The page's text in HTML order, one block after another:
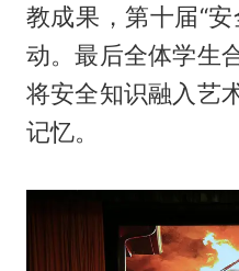
教成果，第十届“
动。最后全体学生
将安全知识融入艺
记忆。